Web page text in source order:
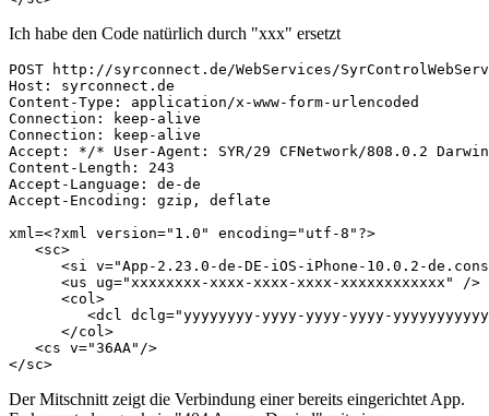
Ich habe den Code natürlich durch "xxx" ersetzt
POST http://syrconnect.de/WebServices/
Host: syrconnect.de
Content-Type: application/x-www-form-urlencoded
Connection: keep-alive
Connection: keep-alive
Accept: */* User-Agent: SYR/29 CFNetwork/808.0.2
Content-Length: 243
Accept-Language: de-de
Accept-Encoding: gzip, deflate
xml=<?xml version="1.0" encoding="utf-8"?>
   <sc>
<si v="App-2.23.0-de-DE-iOS-iPhone-10.0.2-
      <us ug="xxxxxxxx-xxxx-xxxx-xxxx-xxxxxxxxxxxx" />
      <col>
<dcl dclg="yyyyyyyy-yyyy-yyyy-yyyy-
      </col>
   <cs v="36AA"/>
</sc>
Der Mitschnitt zeigt die Verbindung einer bereits eingerichtet App.